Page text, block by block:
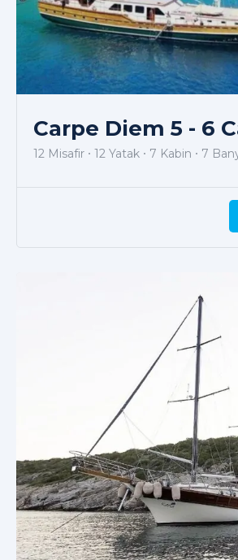
Carpe Diem 5 - 6
12 Misafir 12 Yatak 7 Kabin 7